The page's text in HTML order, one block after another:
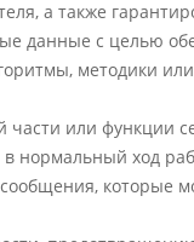
а также
данные с целью
методики
или функции
нормальный ход
которые